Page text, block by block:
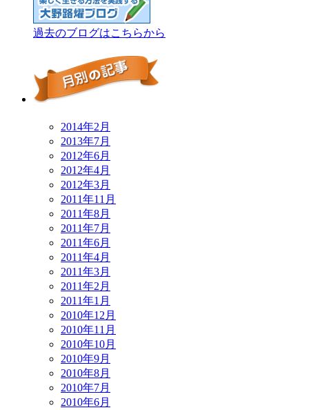
過去のブログはこちらから
2014年2月
2013年7月
2012年6月
2012年4月
2012年3月
2011年11月
2011年8月
2011年7月
2011年6月
2011年4月
2011年3月
2011年2月
2011年1月
2010年12月
2010年11月
2010年10月
2010年9月
2010年8月
2010年7月
2010年6月